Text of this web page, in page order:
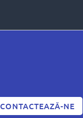
CONTACTEAZĂ-NE